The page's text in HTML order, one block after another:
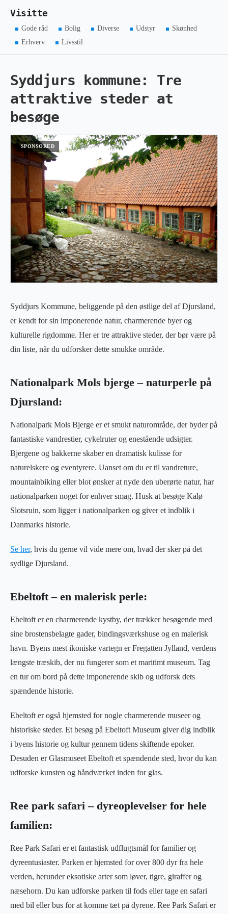
Visitte
Gode råd Bolig Diverse Udstyr
Skønhed
Erhverv
Livsstil
Syddjurs kommune: Tre
attraktive steder at
besøge
Syddjurs Kommune, beliggende på den østlige del af Djursland,
er kendt for sin imponerende natur, charmerende byer og
kulturelle rigdomme. Her er tre attraktive steder, der bør være på
din liste, når du udforsker dette smukke område.
Nationalpark Mols bjerge – naturperle på
Djursland:
Nationalpark Mols Bjerge er et smukt naturområde, der byder på
fantastiske vandrestier, cykelruter og enestående udsigter.
Bjergene og bakkerne skaber en dramatisk kulisse for
naturelskere og eventyrere. Uanset om du er til vandreture,
mountainbiking eller blot ønsker at nyde den uberørte natur, har
nationalparken noget for enhver smag. Husk at besøge Kalø
Slotsruin, som ligger i nationalparken og giver et indblik i
Danmarks historie.
Se her, hvis du gerne vil vide mere om, hvad der sker på det
sydlige Djursland.
Ebeltoft – en malerisk perle:
Ebeltoft er en charmerende kystby, der trækker besøgende med
sine brostensbelagte gader, bindingsværkshuse og en malerisk
havn. Byens mest ikoniske vartegn er Fregatten Jylland, verdens
længste træskib, der nu fungerer som et maritimt museum. Tag
en tur om bord på dette imponerende skib og udforsk dets
spændende historie.
Ebeltoft er også hjemsted for nogle charmerende museer og
historiske steder. Et besøg på Ebeltoft Museum giver dig indblik
i byens historie og kultur gennem tidens skiftende epoker.
Desuden er Glasmuseet Ebeltoft et spændende sted, hvor du kan
udforske kunsten og håndværket inden for glas.
Ree park safari – dyreoplevelser for hele
familien:
Ree Park Safari er et fantastisk udflugtsmål for familier og
dyreentusiaster. Parken er hjemsted for over 800 dyr fra hele
verden, herunder eksotiske arter som løver, tigre, giraffer og
næsehorn. Du kan udforske parken til fods eller tage en safari
med bil eller bus for at komme tæt på dyrene. Ree Park Safari er